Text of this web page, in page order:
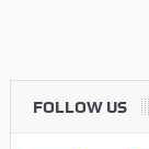
FOLLOW US